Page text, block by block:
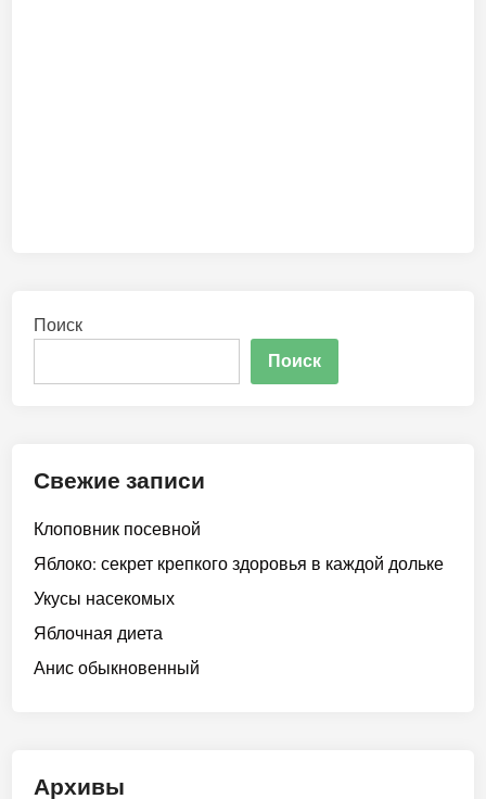
Поиск
Поиск
Свежие записи
Клоповник посевной
Яблоко: секрет крепкого здоровья в каждой дольке
Укусы насекомых
Яблочная диета
Анис обыкновенный
Архивы